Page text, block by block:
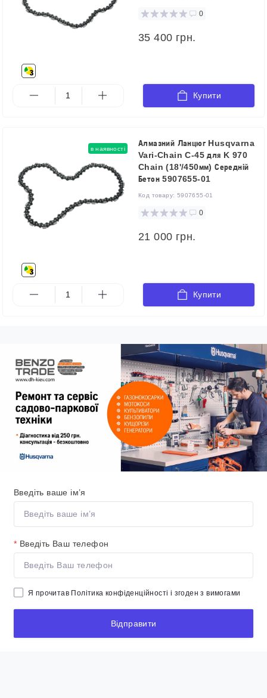
0
35 400 грн.
Купити
в наявності
Алмазний Ланцюг Husqvarna
Vari-Chain C-45 для K 970
Chain (18'/450мм) Середній
Бетон 5907655-01
Код товару: 5907655-01
0
21 000 грн.
Купити
Введіть ваше ім’я
* Введіть Ваш телефон
Я прочитав Політика конфіденційності і згоден з вимогами
Відправити